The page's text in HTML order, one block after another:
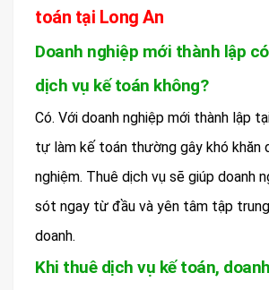
toán tại Long An
Doanh nghiệp mới thành lập
dịch vụ kế toán không?
Có. Với doanh nghiệp mới thành lập
tự làm kế toán thường gây khó khăn
nghiệm. Thuê dịch vụ sẽ giúp doanh
sót ngay từ đầu và yên tâm tập
doanh.
Khi thuê dịch vụ kế toán,